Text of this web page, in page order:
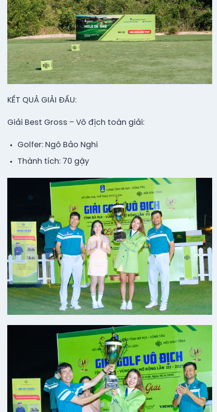
KẾT QUẢ GIẢI ĐẤU:
Giải Best Gross – Vô địch toàn giải:
Golfer: Ngô Bảo Nghi
Thành tích: 70 gậy